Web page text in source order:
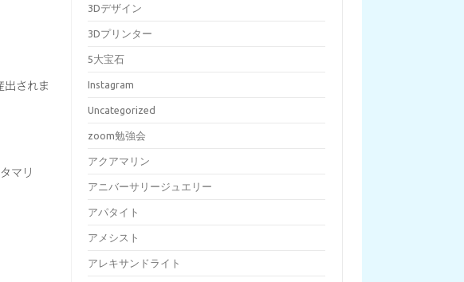
出されま
マリ
3Dデザイン
3Dプリンター
5大宝石
Instagram
Uncategorized
zoom勉強会
アクアマリン
アニバーサリージュエリー
アパタイト
アメシスト
アレキサンドライト